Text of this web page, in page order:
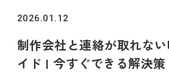
2026.01.12
制作会社と連絡が取れな
イド | 今すぐできる解決策